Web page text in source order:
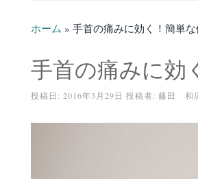
プ
ホーム » 手首の痛みに効く！簡単
手首の痛みに効
投稿日: 2016年3月29日 投稿者: 藤田 和